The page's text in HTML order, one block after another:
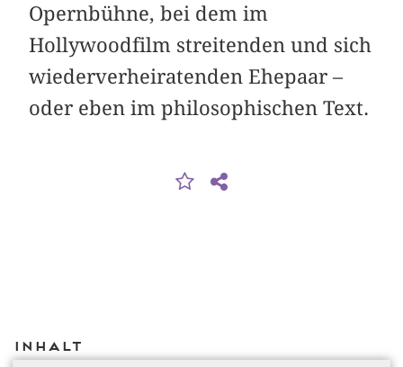
Opernbühne, bei dem im
Hollywoodfilm streitenden und sich
wiederverheiratenden Ehepaar –
oder eben im philosophischen Text.
Inhalt